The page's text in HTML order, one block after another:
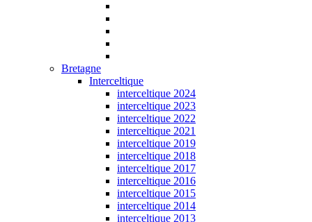
Bretagne
Interceltique
interceltique 2024
interceltique 2023
interceltique 2022
interceltique 2021
interceltique 2019
interceltique 2018
interceltique 2017
interceltique 2016
interceltique 2015
interceltique 2014
interceltique 2013